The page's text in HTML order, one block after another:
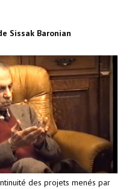
Sissak Baronian
des projets menés par